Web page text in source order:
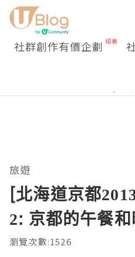
社群創作有價企劃
旅遊
[北海道京都
2: 京都的午餐
瀏覽次數:1526